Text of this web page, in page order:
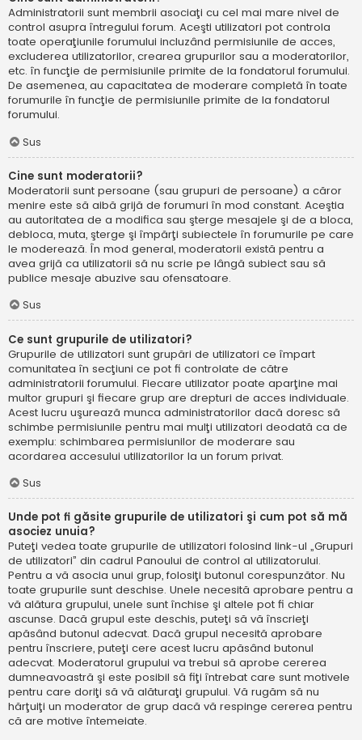
Administratorii sunt membrii asociaţi cu cel mai mare nivel de
control asupra întregului forum. Aceşti utilizatori pot controla
toate operaţiunile forumului incluzând permisiunile de acces,
excluderea utilizatorilor, crearea grupurilor sau a moderatorilor,
etc. în funcţie de permisiunile primite de la fondatorul forumului.
De asemenea, au capacitatea de moderare completă în toate
forumurile în funcţie de permisiunile primite de la fondatorul
forumului.
Sus
Cine sunt moderatorii?
Moderatorii sunt persoane (sau grupuri de persoane) a căror
menire este să aibă grijă de forumuri în mod constant. Aceştia
au autoritatea de a modifica sau şterge mesajele şi de a bloca,
debloca, muta, şterge şi împărţi subiectele în forumurile pe care
le moderează. În mod general, moderatorii există pentru a
avea grijă ca utilizatorii să nu scrie pe lângă subiect sau să
publice mesaje abuzive sau ofensatoare.
Sus
Ce sunt grupurile de utilizatori?
Grupurile de utilizatori sunt grupări de utilizatori ce împart
comunitatea în secţiuni ce pot fi controlate de către
administratorii forumului. Fiecare utilizator poate aparţine mai
multor grupuri şi fiecare grup are drepturi de acces individuale.
Acest lucru uşurează munca administratorilor dacă doresc să
schimbe permisiunile pentru mai mulţi utilizatori deodată ca de
exemplu: schimbarea permisiunilor de moderare sau
acordarea accesului utilizatorilor la un forum privat.
Sus
Unde pot fi găsite grupurile de utilizatori şi cum pot să mă
asociez unuia?
Puteţi vedea toate grupurile de utilizatori folosind link-ul „Grupuri
de utilizatori” din cadrul Panoului de control al utilizatorului.
Pentru a vă asocia unui grup, folosiţi butonul corespunzător. Nu
toate grupurile sunt deschise. Unele necesită aprobare pentru a
vă alătura grupului, unele sunt închise şi altele pot fi chiar
ascunse. Dacă grupul este deschis, puteţi să vă înscrieţi
apăsând butonul adecvat. Dacă grupul necesită aprobare
pentru înscriere, puteţi cere acest lucru apăsând butonul
adecvat. Moderatorul grupului va trebui să aprobe cererea
dumneavoastră şi este posibil să fiţi întrebat care sunt motivele
pentru care doriţi să vă alăturaţi grupului. Vă rugăm să nu
hărţuiţi un moderator de grup dacă vă respinge cererea pentru
că are motive întemeiate.